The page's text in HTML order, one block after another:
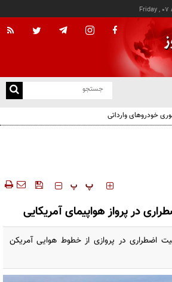
Friday , 07
خودروهای وارداتی
‍‍‍ پ پ
در پرواز هواپیمای آمریکایی
اضطراری در پروازی از خطوط هوایی آمریکن